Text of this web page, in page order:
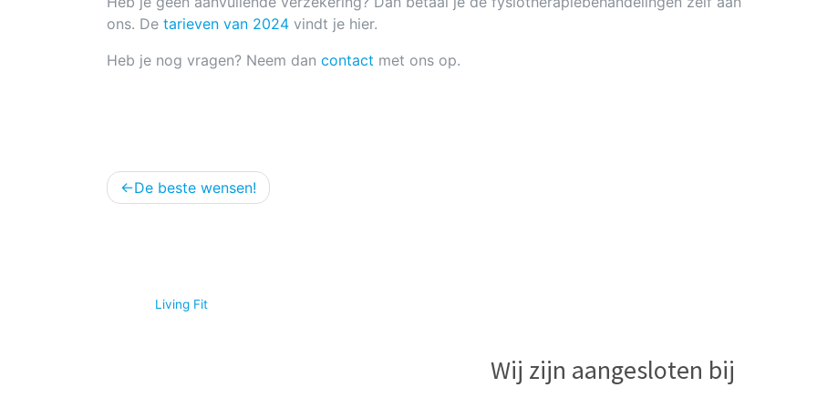
ons. De tarieven van 2024 vindt je hier.
Heb je nog vragen? Neem dan contact met ons op.
Bericht
De beste wensen!
Living Fit
Wij zijn aangesloten bij